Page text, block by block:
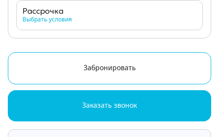
Рассрочка
Выбрать условия
Забронировать
Заказать звонок
Документы